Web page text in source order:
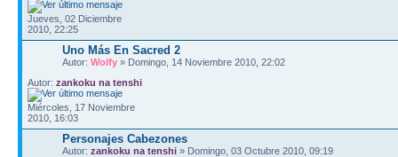
Jueves, 02 Diciembre
2010, 22:25
Uno Más En Sacred 2
Autor: Wolfy » Domingo, 14 Noviembre 2010, 22:02
Autor: zankoku na tenshi
Miércoles, 17 Noviembre
2010, 16:03
Personajes Cabezones
Autor: zankoku na tenshi » Domingo, 03 Octubre 2010, 09:19